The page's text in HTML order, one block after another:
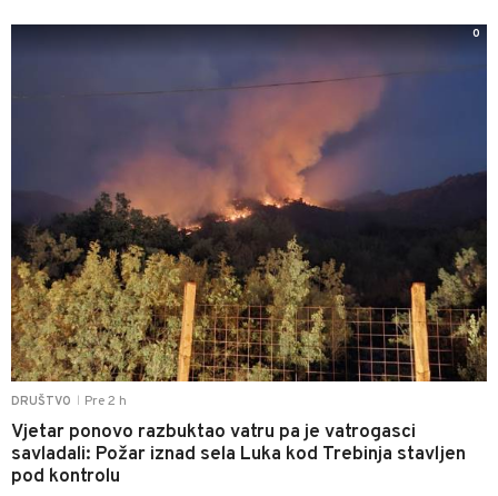
DRUŠTVO Pre 2 h
Vjetar ponovo razbuktao vatru pa je vatrogasci
savladali: Požar iznad sela Luka kod Trebinja stavljen
pod kontrolu
0